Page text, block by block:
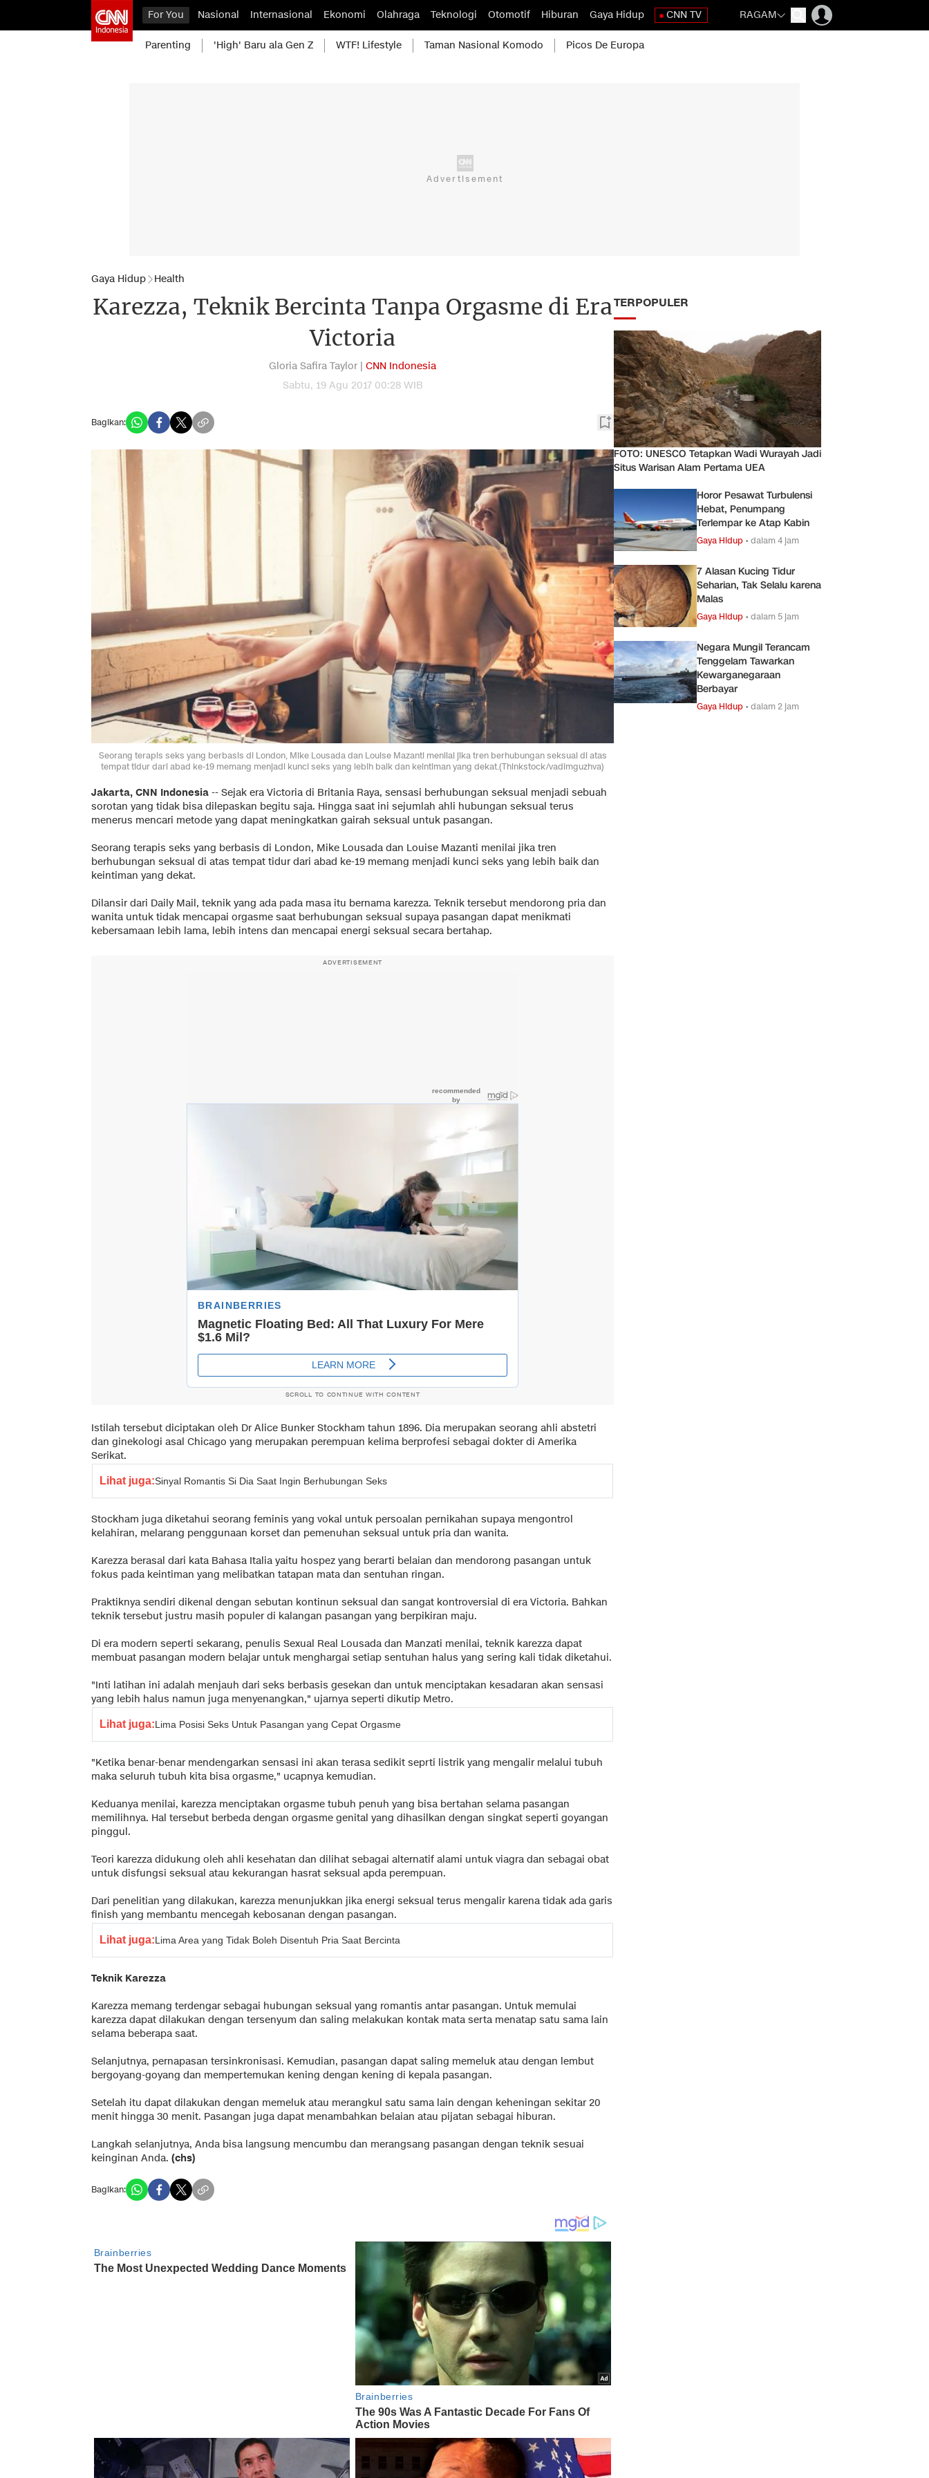
For You Nasional Internasional Ekonomi Olahraga Teknologi Otomotif Hiburan Gaya Hidup CNN TV RAGAM
Parenting 'High' Baru ala Gen Z WTF! Lifestyle Taman Nasional Komodo Picos De Europa
Gaya Hidup Health
Karezza, Teknik Bercinta Tanpa Orgasme di Era
Victoria
Gloria Safira Taylor | CNN Indonesia
Sabtu, 19 Agu 2017 00:28 WIB
Bagikan:
Seorang terapis seks yang berbasis di London, Mike Lousada dan Louise Mazanti menilai jika tren berhubungan seksual di atas
tempat tidur dari abad ke-19 memang menjadi kunci seks yang lebih baik dan keintiman yang dekat.(Thinkstock/vadimguzhva)
Jakarta, CNN Indonesia -- Sejak era Victoria di Britania Raya, sensasi berhubungan seksual menjadi sebuah
sorotan yang tidak bisa dilepaskan begitu saja. Hingga saat ini sejumlah ahli hubungan seksual terus
menerus mencari metode yang dapat meningkatkan gairah seksual untuk pasangan.
Seorang terapis seks yang berbasis di London, Mike Lousada dan Louise Mazanti menilai jika tren
berhubungan seksual di atas tempat tidur dari abad ke-19 memang menjadi kunci seks yang lebih baik dan
keintiman yang dekat.
Dilansir dari Daily Mail, teknik yang ada pada masa itu bernama karezza. Teknik tersebut mendorong pria dan
wanita untuk tidak mencapai orgasme saat berhubungan seksual supaya pasangan dapat menikmati
kebersamaan lebih lama, lebih intens dan mencapai energi seksual secara bertahap.
ADVERTISEMENT
SCROLL TO CONTINUE WITH CONTENT
Istilah tersebut diciptakan oleh Dr Alice Bunker Stockham tahun 1896. Dia merupakan seorang ahli abstetri
dan ginekologi asal Chicago yang merupakan perempuan kelima berprofesi sebagai dokter di Amerika
Serikat.
Lihat juga:Sinyal Romantis Si Dia Saat Ingin Berhubungan Seks
Stockham juga diketahui seorang feminis yang vokal untuk persoalan pernikahan supaya mengontrol
kelahiran, melarang penggunaan korset dan pemenuhan seksual untuk pria dan wanita.
Karezza berasal dari kata Bahasa Italia yaitu hospez yang berarti belaian dan mendorong pasangan untuk
fokus pada keintiman yang melibatkan tatapan mata dan sentuhan ringan.
Praktiknya sendiri dikenal dengan sebutan kontinun seksual dan sangat kontroversial di era Victoria. Bahkan
teknik tersebut justru masih populer di kalangan pasangan yang berpikiran maju.
Di era modern seperti sekarang, penulis Sexual Real Lousada dan Manzati menilai, teknik karezza dapat
membuat pasangan modern belajar untuk menghargai setiap sentuhan halus yang sering kali tidak diketahui.
"Inti latihan ini adalah menjauh dari seks berbasis gesekan dan untuk menciptakan kesadaran akan sensasi
yang lebih halus namun juga menyenangkan," ujarnya seperti dikutip Metro.
Lihat juga:Lima Posisi Seks Untuk Pasangan yang Cepat Orgasme
"Ketika benar-benar mendengarkan sensasi ini akan terasa sedikit seprti listrik yang mengalir melalui tubuh
maka seluruh tubuh kita bisa orgasme," ucapnya kemudian.
Keduanya menilai, karezza menciptakan orgasme tubuh penuh yang bisa bertahan selama pasangan
memilihnya. Hal tersebut berbeda dengan orgasme genital yang dihasilkan dengan singkat seperti goyangan
pinggul.
Teori karezza didukung oleh ahli kesehatan dan dilihat sebagai alternatif alami untuk viagra dan sebagai obat
untuk disfungsi seksual atau kekurangan hasrat seksual apda perempuan.
Dari penelitian yang dilakukan, karezza menunjukkan jika energi seksual terus mengalir karena tidak ada garis
finish yang membantu mencegah kebosanan dengan pasangan.
Lihat juga:Lima Area yang Tidak Boleh Disentuh Pria Saat Bercinta
Teknik Karezza
Karezza memang terdengar sebagai hubungan seksual yang romantis antar pasangan. Untuk memulai
karezza dapat dilakukan dengan tersenyum dan saling melakukan kontak mata serta menatap satu sama lain
selama beberapa saat.
Selanjutnya, pernapasan tersinkronisasi. Kemudian, pasangan dapat saling memeluk atau dengan lembut
bergoyang-goyang dan mempertemukan kening dengan kening di kepala pasangan.
Setelah itu dapat dilakukan dengan memeluk atau merangkul satu sama lain dengan keheningan sekitar 20
menit hingga 30 menit. Pasangan juga dapat menambahkan belaian atau pijatan sebagai hiburan.
Langkah selanjutnya, Anda bisa langsung mencumbu dan merangsang pasangan dengan teknik sesuai
keinginan Anda. (chs)
Bagikan:
TERPOPULER
FOTO: UNESCO Tetapkan Wadi Wurayah Jadi
Situs Warisan Alam Pertama UEA
Horor Pesawat Turbulensi
Hebat, Penumpang
Terlempar ke Atap Kabin
Gaya Hidup •dalam 4 jam
7 Alasan Kucing Tidur
Seharian, Tak Selalu karena
Malas
Gaya Hidup •dalam 5 jam
Negara Mungil Terancam
Tenggelam Tawarkan
Kewarganegaraan
Berbayar
Gaya Hidup •dalam 2 jam